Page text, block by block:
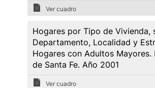
Ver cuadro
Hogares por Tipo de Vivienda,
Departamento, Localidad y
Hogares con Adultos Mayores.
de Santa Fe. Año 2001
Ver cuadro